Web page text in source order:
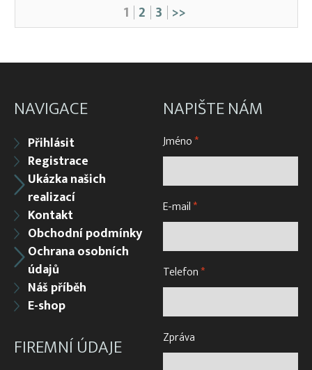
1 2 3 >>
NAVIGACE
Přihlásit
Registrace
Ukázka našich
realizací
Kontakt
Obchodní podmínky
Ochrana osobních
údajů
Náš příběh
E-shop
FIREMNÍ ÚDAJE
NAPIŠTE NÁM
Jméno*
E-mail*
Telefon*
Zpráva